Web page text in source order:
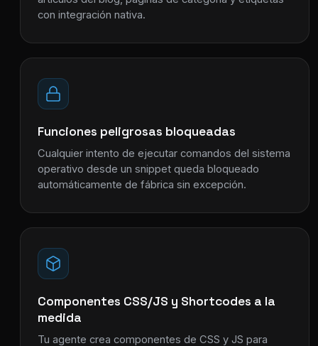
con integración nativa.
Funciones peligrosas bloqueadas
Cualquier intento de ejecutar comandos del sistema
operativo desde un snippet queda bloqueado
automáticamente de fábrica sin excepción.
Componentes CSS/JS y Shortcodes a la
medida
Tu agente crea componentes de CSS y JS para